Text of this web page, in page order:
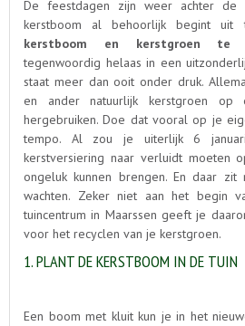
De feestdagen zijn weer achter
kerstboom al behoorlijk begint
kerstboom en kerstgroen te
tegenwoordig helaas in een
staat meer dan ooit onder druk.
en ander natuurlijk kerstgroen op
hergebruiken. Doe dat vooral op je
tempo. Al zou je uiterlijk 6
kerstversiering naar verluidt moeten
ongeluk kunnen brengen. En daar zit
wachten. Zeker niet aan het begin
tuincentrum in Maarssen geeft je
voor het recyclen van je kerstgroen.
1. PLANT DE KERSTBOOM IN DE TUIN
Een boom met kluit kun je in het